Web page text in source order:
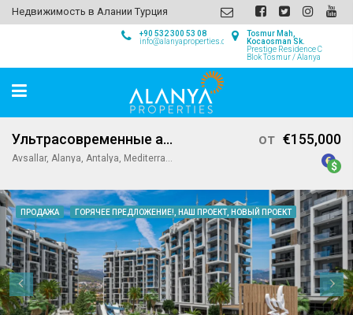
Недвижимость в Алании Турция
Tosmur Mah,
Kocaosman Sk.
Prestige Residence C
Blok Tosmur / Alanya
+90 532 300 53 08
info@alanyaproperties.com
Ультрасовременные апартаменты в Emerald Grand Deluxe
Avsallar, Alanya, Antalya, Mediterranean Region, Turkey
от €155,000
ПРОДАЖА ГОРЯЧЕЕ ПРЕДЛОЖЕНИЕ!, НАШ ПРОЕКТ, НОВЫЙ ПРОЕКТ